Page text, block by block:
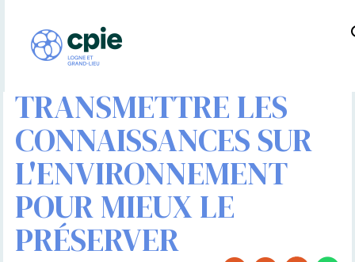
TRANSMETTRE LES
CONNAISSANCES SUR
L'ENVIRONNEMENT
POUR MIEUX LE
PRÉSERVER